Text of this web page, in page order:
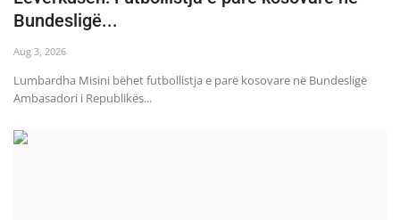
Bundesligë...
Aug 3, 2026
Lumbardha Misini bëhet futbollistja e parë kosovare në Bundesligë
Ambasadori i Republikës...